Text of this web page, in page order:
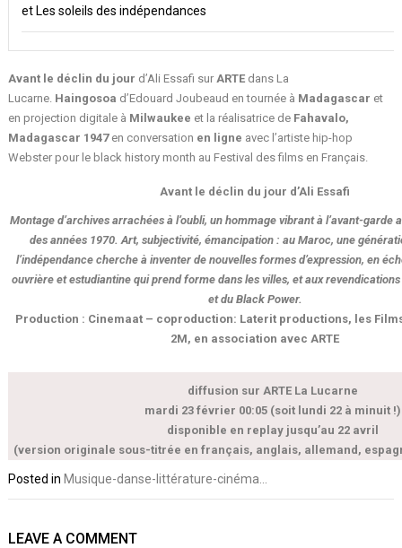
et Les soleils des indépendances
Avant le déclin du jour d’Ali Essafi surARTE dans La
Lucarne. Haingosoa d’Edouard Joubeaud en tournée à Madagascar et
en projection digitale à Milwaukee et la réalisatrice de Fahavalo,
Madagascar 1947en conversation en ligne avec l’artiste hip-hop
Webster pour le black history month au Festival des films en Français.
Avant le déclin du jour d’Ali Essafi
Montage d’archives arrachées à l’oubli, un hommage vibrant à l’avant-garde
des années 1970. Art, subjectivité, émancipation : au Maroc, une
l’indépendance cherche à inventer de nouvelles formes d’expression, en
ouvrière et estudiantine qui prend forme dans les villes, et aux
et du Black Power.
Production : Cinemaat – coproduction: Laterit productions, les
2M, en association avec ARTE
diffusion sur ARTE La Lucarne
mardi 23 février 00:05 (soit lundi 22 à minuit !)
disponible en replay jusqu’au 22 avril
(version originale sous-titrée en français, anglais, allemand,
Posted in Musique-danse-littérature-cinéma...
LEAVE A COMMENT